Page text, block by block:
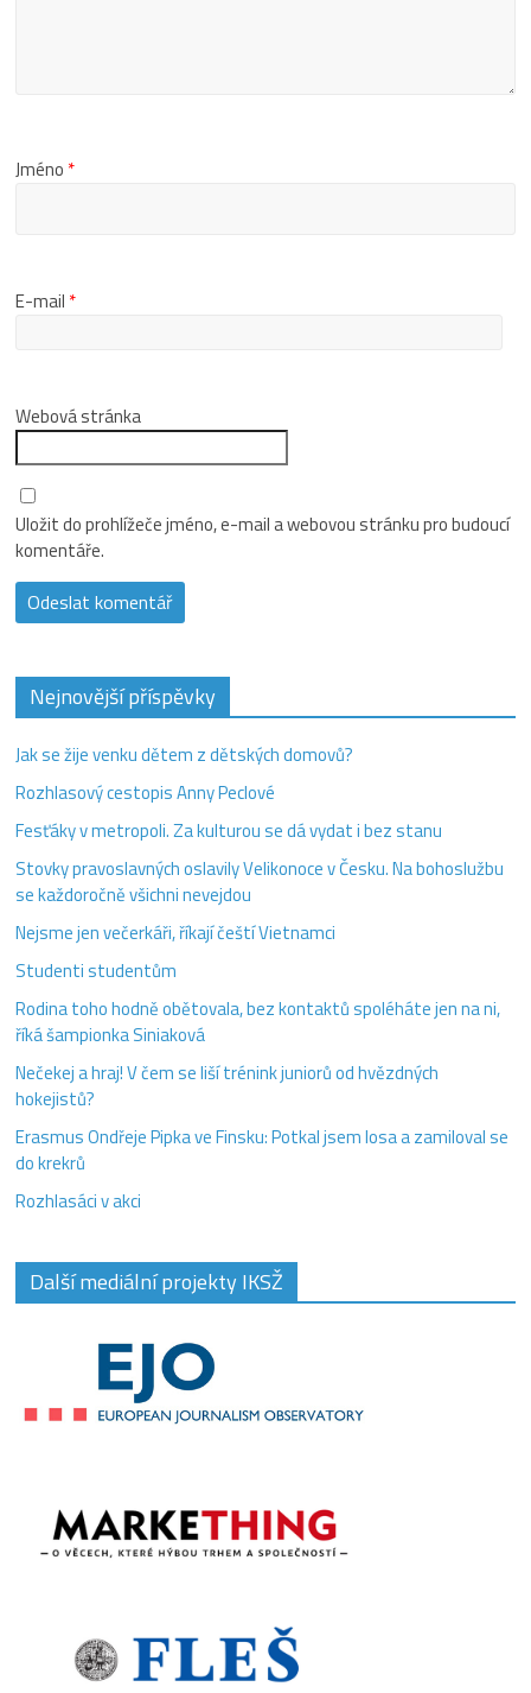
Jméno *
E-mail *
Webová stránka
Uložit do prohlížeče jméno, e-mail a webovou stránku pro budoucí
komentáře.
Nejnovější příspěvky
Jak se žije venku dětem z dětských domovů?
Rozhlasový cestopis Anny Peclové
Fesťáky v metropoli. Za kulturou se dá vydat i bez stanu
Stovky pravoslavných oslavily Velikonoce v Česku. Na bohoslužbu
se každoročně všichni nevejdou
Nejsme jen večerkáři, říkají čeští Vietnamci
Studenti studentům
Rodina toho hodně obětovala, bez kontaktů spoléháte jen na ni,
říká šampionka Siniaková
Nečekej a hraj! V čem se liší trénink juniorů od hvězdných
hokejistů?
Erasmus Ondřeje Pipka ve Finsku: Potkal jsem losa a zamiloval se
do krekrů
Rozhlasáci v akci
Další mediální projekty IKSŽ